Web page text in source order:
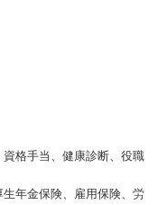
格手当、健康診断、役職
年金保険、雇用保険、労